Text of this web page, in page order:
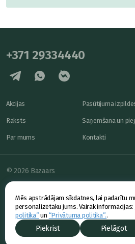
Mēs apstrādājam sīkdatnes, lai padarītu
personalizētāku jums. Vairāk informācijas:
politika” un “Privātuma politika”..
Piekrist Pielāgot
+371 29334440
Akcijas
Raksts
Par mums
Pasūtījuma
Saņemšana un
Kontakti
© 2026 Bazaars
Konfidencialitāte
Piedāvājums